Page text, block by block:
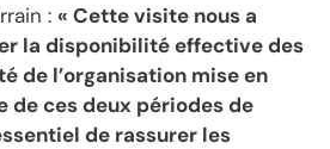
: « Cette visite nous a
la disponibilité effective des
de l’organisation mise en
de ces deux périodes de
de rassurer les